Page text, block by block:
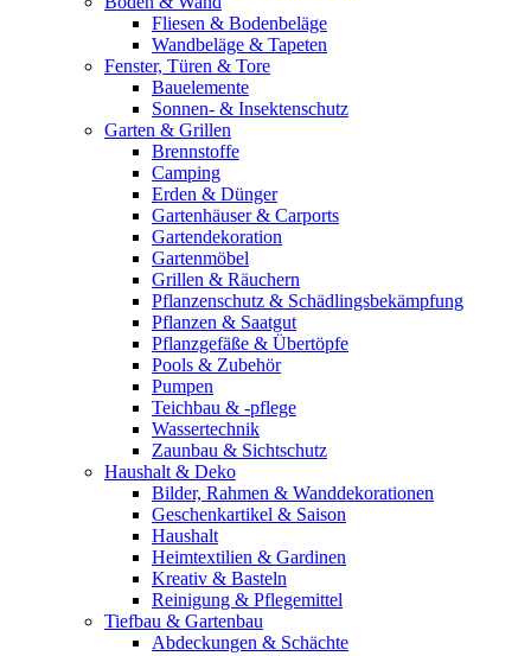
Fliesen & Bodenbeläge
Wandbeläge & Tapeten
Fenster, Türen & Tore
Bauelemente
Sonnen- & Insektenschutz
Garten & Grillen
Brennstoffe
Camping
Erden & Dünger
Gartenhäuser & Carports
Gartendekoration
Gartenmöbel
Grillen & Räuchern
Pflanzenschutz & Schädlingsbekämpfung
Pflanzen & Saatgut
Pflanzgefäße & Übertöpfe
Pools & Zubehör
Pumpen
Teichbau & -pflege
Wassertechnik
Zaunbau & Sichtschutz
Haushalt & Deko
Bilder, Rahmen & Wanddekorationen
Geschenkartikel & Saison
Haushalt
Heimtextilien & Gardinen
Kreativ & Basteln
Reinigung & Pflegemittel
Tiefbau & Gartenbau
Abdeckungen & Schächte